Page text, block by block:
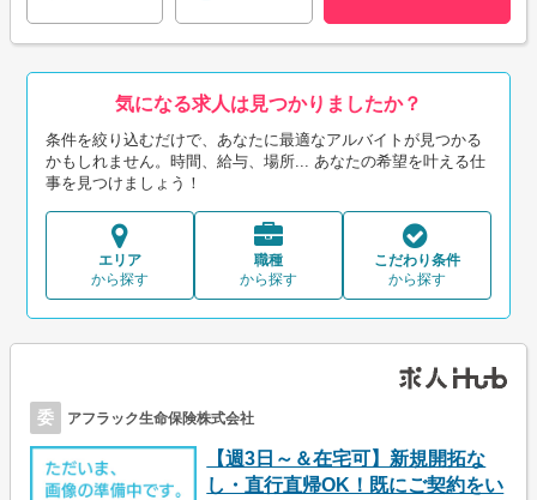
気になる求人は見つかりましたか？
条件を絞り込むだけで、あなたに最適なアルバイトが見つかる
かもしれません。時間、給与、場所... あなたの希望を叶える仕
事を見つけましょう！
エリア
から探す
職種
から探す
こだわり条件
から探す
委 アフラック生命保険株式会社
【週3日～＆在宅可】新規開拓な
し・直行直帰OK！既にご契約をい